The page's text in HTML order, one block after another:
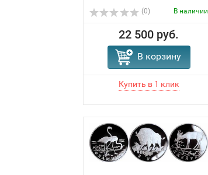
(0) В наличии
22 500 руб.
В корзину